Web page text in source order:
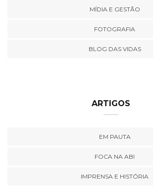
MÍDIA E GESTÃO
FOTOGRAFIA
BLOG DAS VIDAS
ARTIGOS
EM PAUTA
FOCA NA ABI
IMPRENSA E HISTÓRIA